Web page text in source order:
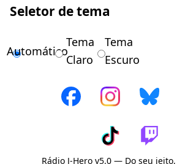
Seletor de tema
Automático
Tema
Claro
Tema
Escuro
Rádio J-Hero v5.0 — Do seu